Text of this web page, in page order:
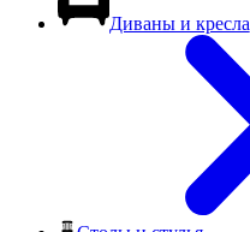
Диваны и кресла